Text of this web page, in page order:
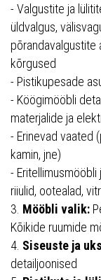
- Valgustite ja
üldvalgus,
põrandavalgustite
kõrgused
- Pistikupesade
- Köögimööbli
materjalide ja
- Erinevad vaated
kamin, jne)
-
riiulid, ootealad,
3. Mööbli valik:
Kõikide ruumide
4. Siseuste ja
detailjoonised